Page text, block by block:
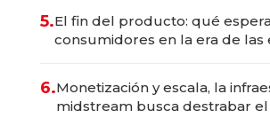
5.El fin del producto: qué
consumidores en la era de las
6.Monetización y escala, la
midstream busca destrabar